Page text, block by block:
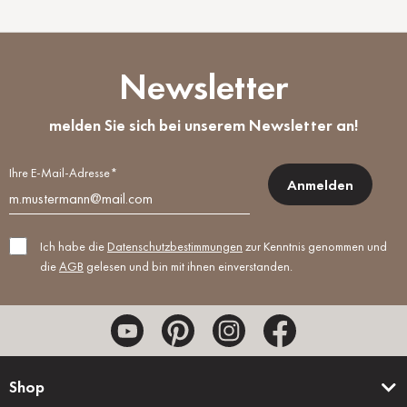
Newsletter
melden Sie sich bei unserem Newsletter an!
Ihre E-Mail-Adresse*
Anmelden
Ich habe die Datenschutzbestimmungen zur Kenntnis genommen und
dieAGB gelesen und bin mit ihnen einverstanden.
Shop